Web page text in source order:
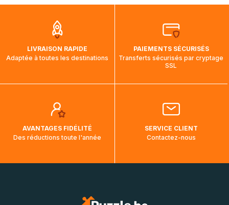
aura touché terre.
LIVRAISON RAPIDE
Adaptée à toutes les destinations
PAIEMENTS SÉCURISÉS
Transferts sécurisés par cryptage
SSL
AVANTAGES FIDÉLITÉ
Des réductions toute l'année
SERVICE CLIENT
Contactez-nous